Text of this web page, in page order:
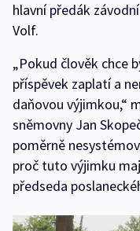
hlavní předák
Volf.
„Pokud člověk chce
příspěvek zaplatí a
daňovou výjimkou,“
sněmovny Jan
poměrně
proč tuto výjimku
předseda